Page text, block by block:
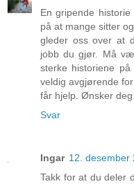
En gripende
på at mange sitter
gleder oss over at
jobb du gjør. Må
sterke historiene
veldig avgjørende
får hjelp. Ønsker
Svar
Ingar 12. desember
Takk for at du deler